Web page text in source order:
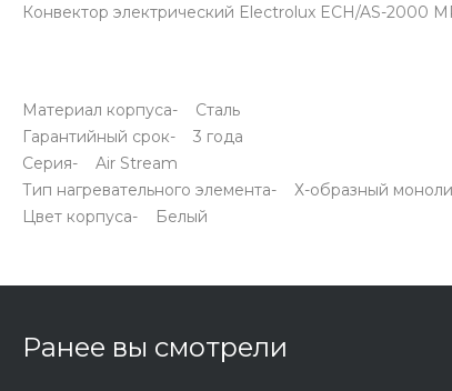
Конвектор электрический Electrolux ECH/AS-2000
Материал корпуса- Сталь
Гарантийный срок- 3 года
Серия- Air Stream
Тип нагревательного элемента- Х-образный
Цвет корпуса- Белый
Ранее вы смотрели